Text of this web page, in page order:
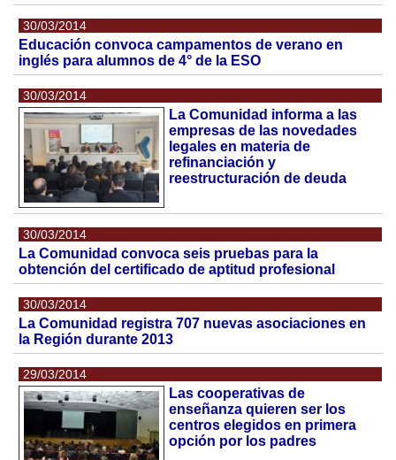
30/03/2014
Educación convoca campamentos de verano en
inglés para alumnos de 4° de la ESO
30/03/2014
La Comunidad informa a las
empresas de las novedades
legales en materia de
refinanciación y
reestructuración de deuda
30/03/2014
La Comunidad convoca seis pruebas para la
obtención del certificado de aptitud profesional
30/03/2014
La Comunidad registra 707 nuevas asociaciones en
la Región durante 2013
29/03/2014
Las cooperativas de
enseñanza quieren ser los
centros elegidos en primera
opción por los padres